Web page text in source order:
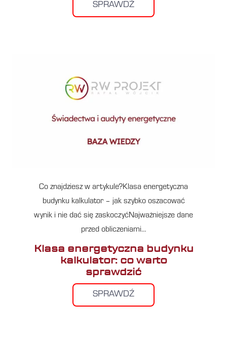
SPRAWDŹ
Co znajdziesz w artykule?Klasa energetyczna
budynku kalkulator – jak szybko oszacować
wynik i nie dać się zaskoczyćNajważniejsze dane
przed obliczeniami…
Klasa energetyczna budynku
kalkulator: co warto
sprawdzić
SPRAWDŹ